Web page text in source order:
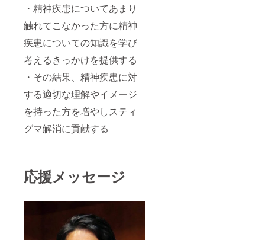
・精神疾患についてあまり
触れてこなかった方に精神
疾患についての知識を学び
考えるきっかけを提供する
・その結果、精神疾患に対
する適切な理解やイメージ
を持った方を増やしスティ
グマ解消に貢献する
応援メッセージ